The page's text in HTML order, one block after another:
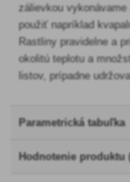
zálievkou
použiť napríklad
Rastliny pravidelne a
okolitú teplotu a
listov, prípadne
Parametrická tabuľka
Hodnotenie produktu